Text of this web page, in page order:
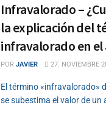
Infravalorado –
la explicación del
infravalorado en
POR JAVIER 27. NOVIEMBRE
El término «infravalorado»
se subestima el valor de un